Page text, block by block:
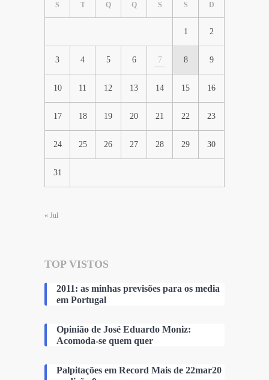
S T Q Q S S D
1 2
3 4 5 6 7 8 9
10 11 12 13 14 15 16
17 18 19 20 21 22 23
24 25 26 27 28 29 30
31
« Jul
TOP VISTOS
2011: as minhas previsões para os media
em Portugal
Opinião de José Eduardo Moniz:
Acomoda-se quem quer
Palpitações em Record Mais de 22mar20